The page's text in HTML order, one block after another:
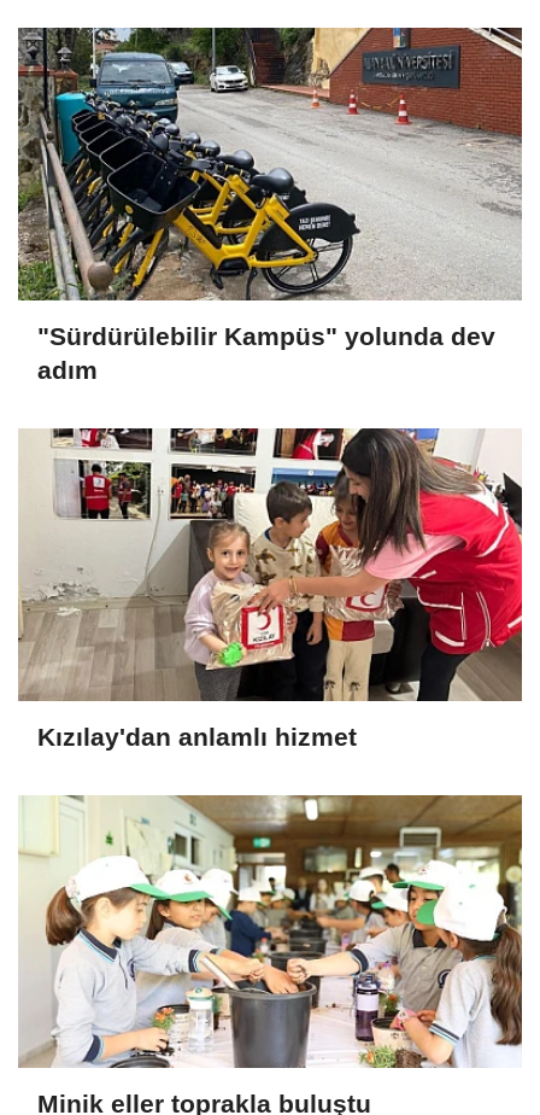
"Sürdürülebilir Kampüs" yolunda dev
adım
Kızılay'dan anlamlı hizmet
Minik eller toprakla buluştu